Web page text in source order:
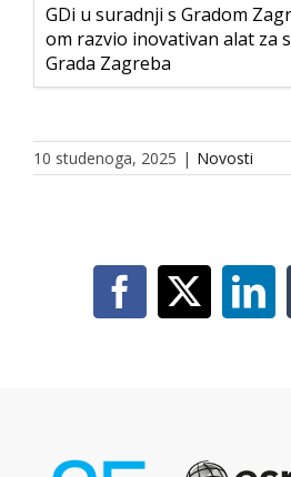
GDi u suradnji s Gradom
om razvio inovativan alat za
Grada Zagreba
10 studenoga, 2025 | Novosti
Facebook
X